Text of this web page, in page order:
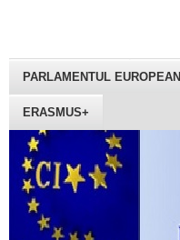
PARLAMENTUL EUROPEAN
ERASMUS+